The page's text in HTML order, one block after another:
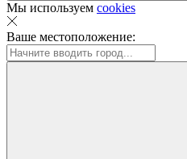
Мы используем cookies
Ваше местоположение: